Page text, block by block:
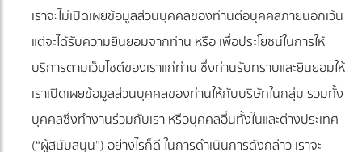
เราจะไม่เปิดเผยข้อมูลส่วนบุคคลของท่านต่อบุคคลภายนอกเว้น
แต่จะได้รับความยินยอมจากท่าน หรือ เพื่อประโยชน์ในการให้
บริการตามเว็บไซต์ของเราแก่ท่าน ซึ่งท่านรับทราบและยินยอมให้
เราเปิดเผยข้อมูลส่วนบุคคลของท่านให้กับบริษัทในกลุ่ม รวมทั้ง
บุคคลซึ่งทำงานร่วมกับเรา หรือบุคคลอื่นทั้งในและต่างประเทศ
(“ผู้สนับสนุน”) อย่างไรก็ดี ในการดำเนินการดังกล่าว เราจะ